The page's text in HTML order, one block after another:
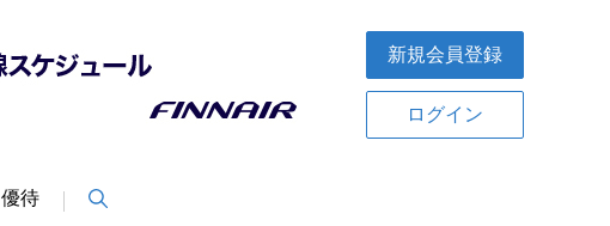
新規会員登録
ログイン
優待